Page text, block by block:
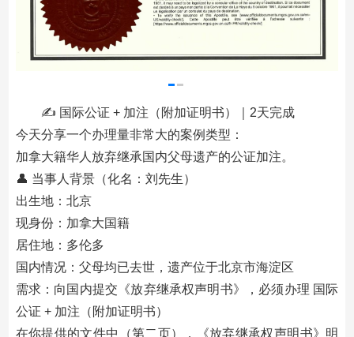
✍ 国际公证 + 加注（附加证明书）｜2天完成
今天分享一个办理量非常大的案例类型：
加拿大籍华人放弃继承国内父母遗产的公证加注。
👤 当事人背景（化名：刘先生）
出生地：北京
现身份：加拿大国籍
居住地：多伦多
国内情况：父母均已去世，遗产位于北京市海淀区
需求：向国内提交《放弃继承权声明书》，必须办理 国际
公证 + 加注（附加证明书）
在你提供的文件中（第二页），《放弃继承权声明书》明